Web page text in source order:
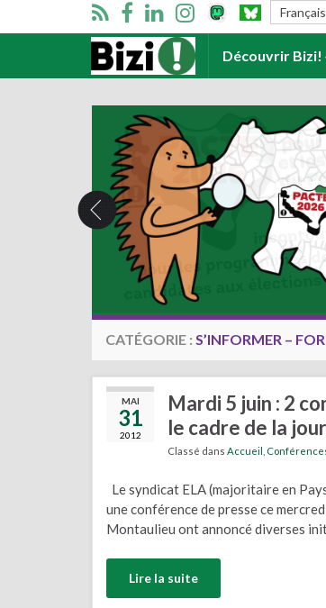
Français
Accueil Découvrir Bizi!
CATÉGORIE : S’INFORMER –
MAI
31
2012
Mardi 5 juin : 2
le cadre de la
Classé dans Accueil
Le syndicat ELA (majoritaire en
une conférence de presse ce
Montaulieu ont annoncé diverses
Lire la suite